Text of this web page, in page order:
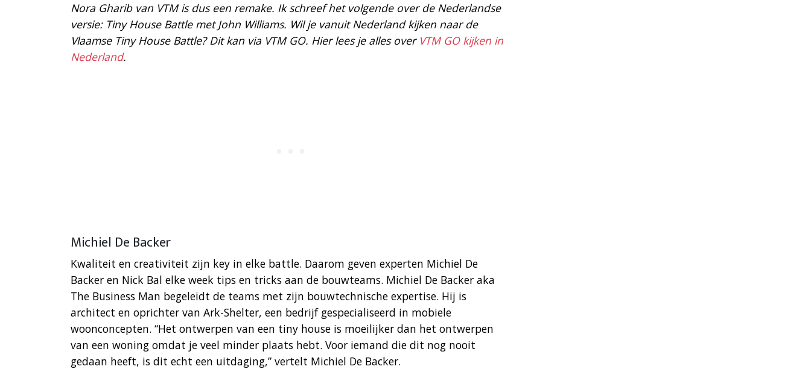
Nora Gharib van VTM is dus een remake. Ik schreef het volgende over de Nederlandse
versie: Tiny House Battle met John Williams. Wil je vanuit Nederland kijken naar de
Vlaamse Tiny House Battle? Dit kan via VTM GO. Hier lees je alles over VTM GO kijken in
Nederland.
Michiel De Backer
Kwaliteit en creativiteit zijn key in elke battle. Daarom geven experten Michiel De
Backer en Nick Bal elke week tips en tricks aan de bouwteams. Michiel De Backer aka
The Business Man begeleidt de teams met zijn bouwtechnische expertise. Hij is
architect en oprichter van Ark-Shelter, een bedrijf gespecialiseerd in mobiele
woonconcepten. “Het ontwerpen van een tiny house is moeilijker dan het ontwerpen
van een woning omdat je veel minder plaats hebt. Voor iemand die dit nog nooit
gedaan heeft, is dit echt een uitdaging,” vertelt Michiel De Backer.